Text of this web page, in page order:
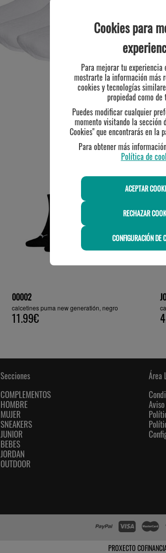
TE PUEDE
00002
calcetines puma new generatión, negro
11.99€
Secciones
COMPLEMENTOS
HOMBRE
MUJER
SNEAKERS
JUNIOR
BEBES
JORDAN
OUTDOOR
Área
PROXECTO
Cookies para
Para mejorar tu experiencia
mostrarte la información más
cookies y tecnologías
propiedad como de
Puedes modificar cualquier
momento visitando la sección
Cookies" que encontrarás en la
Para obtener más
Política de
ACEPTAR
RECHAZAR
CONFIGURACIÓN DE